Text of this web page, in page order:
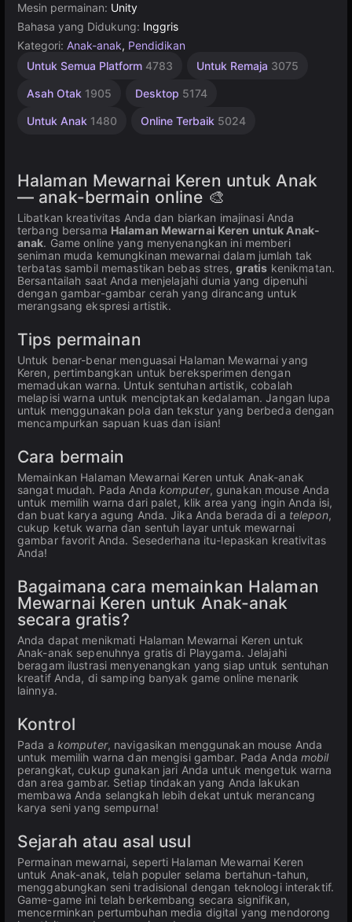
Mesin permainan: Unity
Bahasa yang Didukung: Inggris
Kategori: Anak-anak, Pendidikan
Untuk Semua Platform 4783 Untuk Remaja 3075
Asah Otak 1905 Desktop 5174
Untuk Anak 1480 Online Terbaik 5024
Unity
3175
Halaman Mewarnai Keren untuk Anak
— anak-bermain online 🎨
Libatkan kreativitas Anda dan biarkan imajinasi Anda
terbang bersama Halaman Mewarnai Keren untuk Anak-
anak. Game online yang menyenangkan ini memberi
seniman muda kemungkinan mewarnai dalam jumlah tak
terbatas sambil memastikan bebas stres, gratis kenikmatan.
Bersantailah saat Anda menjelajahi dunia yang dipenuhi
dengan gambar-gambar cerah yang dirancang untuk
merangsang ekspresi artistik.
Tips permainan
Untuk benar-benar menguasai Halaman Mewarnai yang
Keren, pertimbangkan untuk bereksperimen dengan
memadukan warna. Untuk sentuhan artistik, cobalah
melapisi warna untuk menciptakan kedalaman. Jangan lupa
untuk menggunakan pola dan tekstur yang berbeda dengan
mencampurkan sapuan kuas dan isian!
Cara bermain
Memainkan Halaman Mewarnai Keren untuk Anak-anak
sangat mudah. Pada Anda komputer, gunakan mouse Anda
untuk memilih warna dari palet, klik area yang ingin Anda isi,
dan buat karya agung Anda. Jika Anda berada di a telepon,
cukup ketuk warna dan sentuh layar untuk mewarnai
gambar favorit Anda. Sesederhana itu-lepaskan kreativitas
Anda!
Bagaimana cara memainkan Halaman
Mewarnai Keren untuk Anak-anak
secara gratis?
Anda dapat menikmati Halaman Mewarnai Keren untuk
Anak-anak sepenuhnya gratis di Playgama. Jelajahi
beragam ilustrasi menyenangkan yang siap untuk sentuhan
kreatif Anda, di samping banyak game online menarik
lainnya.
Kontrol
Pada a komputer, navigasikan menggunakan mouse Anda
untuk memilih warna dan mengisi gambar. Pada Anda mobil
perangkat, cukup gunakan jari Anda untuk mengetuk warna
dan area gambar. Setiap tindakan yang Anda lakukan
membawa Anda selangkah lebih dekat untuk merancang
karya seni yang sempurna!
Sejarah atau asal usul
Permainan mewarnai, seperti Halaman Mewarnai Keren
untuk Anak-anak, telah populer selama bertahun-tahun,
menggabungkan seni tradisional dengan teknologi interaktif.
Game-game ini telah berkembang secara signifikan,
mencerminkan pertumbuhan media digital yang mendorong